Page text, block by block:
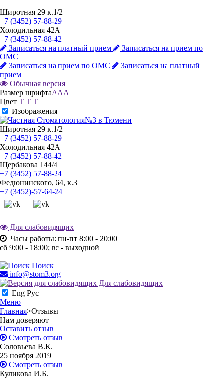
Широтная 29 к.1/2
+7 (3452) 57-88-29
Холодильная 42А
+7 (3452) 57-88-42
Записаться на платный прием
Записаться на прием по
ОМС
Записаться на прием по ОМС
Записаться на платный
прием
Обычная версия
Размер шрифтаAAA
Цвет T T T
Изображения
Широтная 29 к.1/2
+7 (3452) 57-88-29
Холодильная 42А
+7 (3452) 57-88-42
Щербакова 144/4
+7 (3452) 57-88-24
Федюнинского, 64, к.3
+7 (3452)-57-64-24
Для слабовидящих
Часы работы: пн-пт 8:00 - 20:00
сб 9:00 - 18:00; вс - выходной
Поиск
info@stom3.org
Для слабовидящих
Eng Рус
Меню
Главная>Отзывы
Нам доверяют
Оставить отзыв
Смотреть отзыв
Соловьева В.К.
25 ноября 2019
Смотреть отзыв
Куликова И.Б.